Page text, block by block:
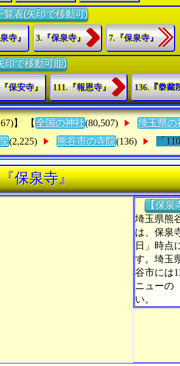
表(矢印で移動可)
寺』 3.『保泉寺』 7.『保泉寺』
印で移動可能)
保安寺』 111.『報恩寺』 136.『𣳾藏
】 【 全国の神社(80,507) 埼玉県の
(2,225) 熊谷市の寺院(136) 「
保泉寺』
【保泉
埼玉県熊
は、保泉
日」時点
す。埼玉
谷市には
ニューの
い。